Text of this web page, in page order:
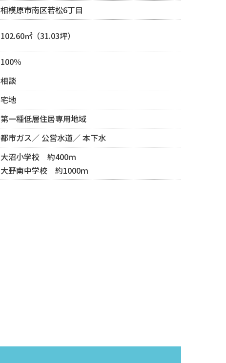
相模原市南区若松6丁目
102.60㎡（31.03坪）
100％
相談
宅地
第一種低層住居専用地域
都市ガス 公営水道 本下水
大沼小学校 約400ｍ
大野南中学校 約1000ｍ